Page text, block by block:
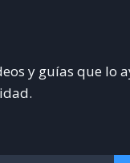
y guías que lo